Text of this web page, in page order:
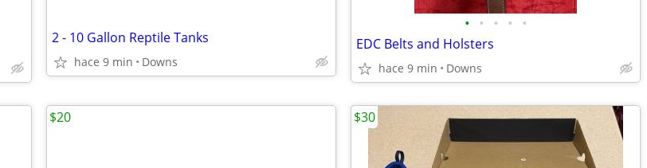
2 - 10 Gallon Reptile Tanks
hace 9 min Downs
• • • • •
EDC Belts and Holsters
hace 9 min Downs
$20 $30